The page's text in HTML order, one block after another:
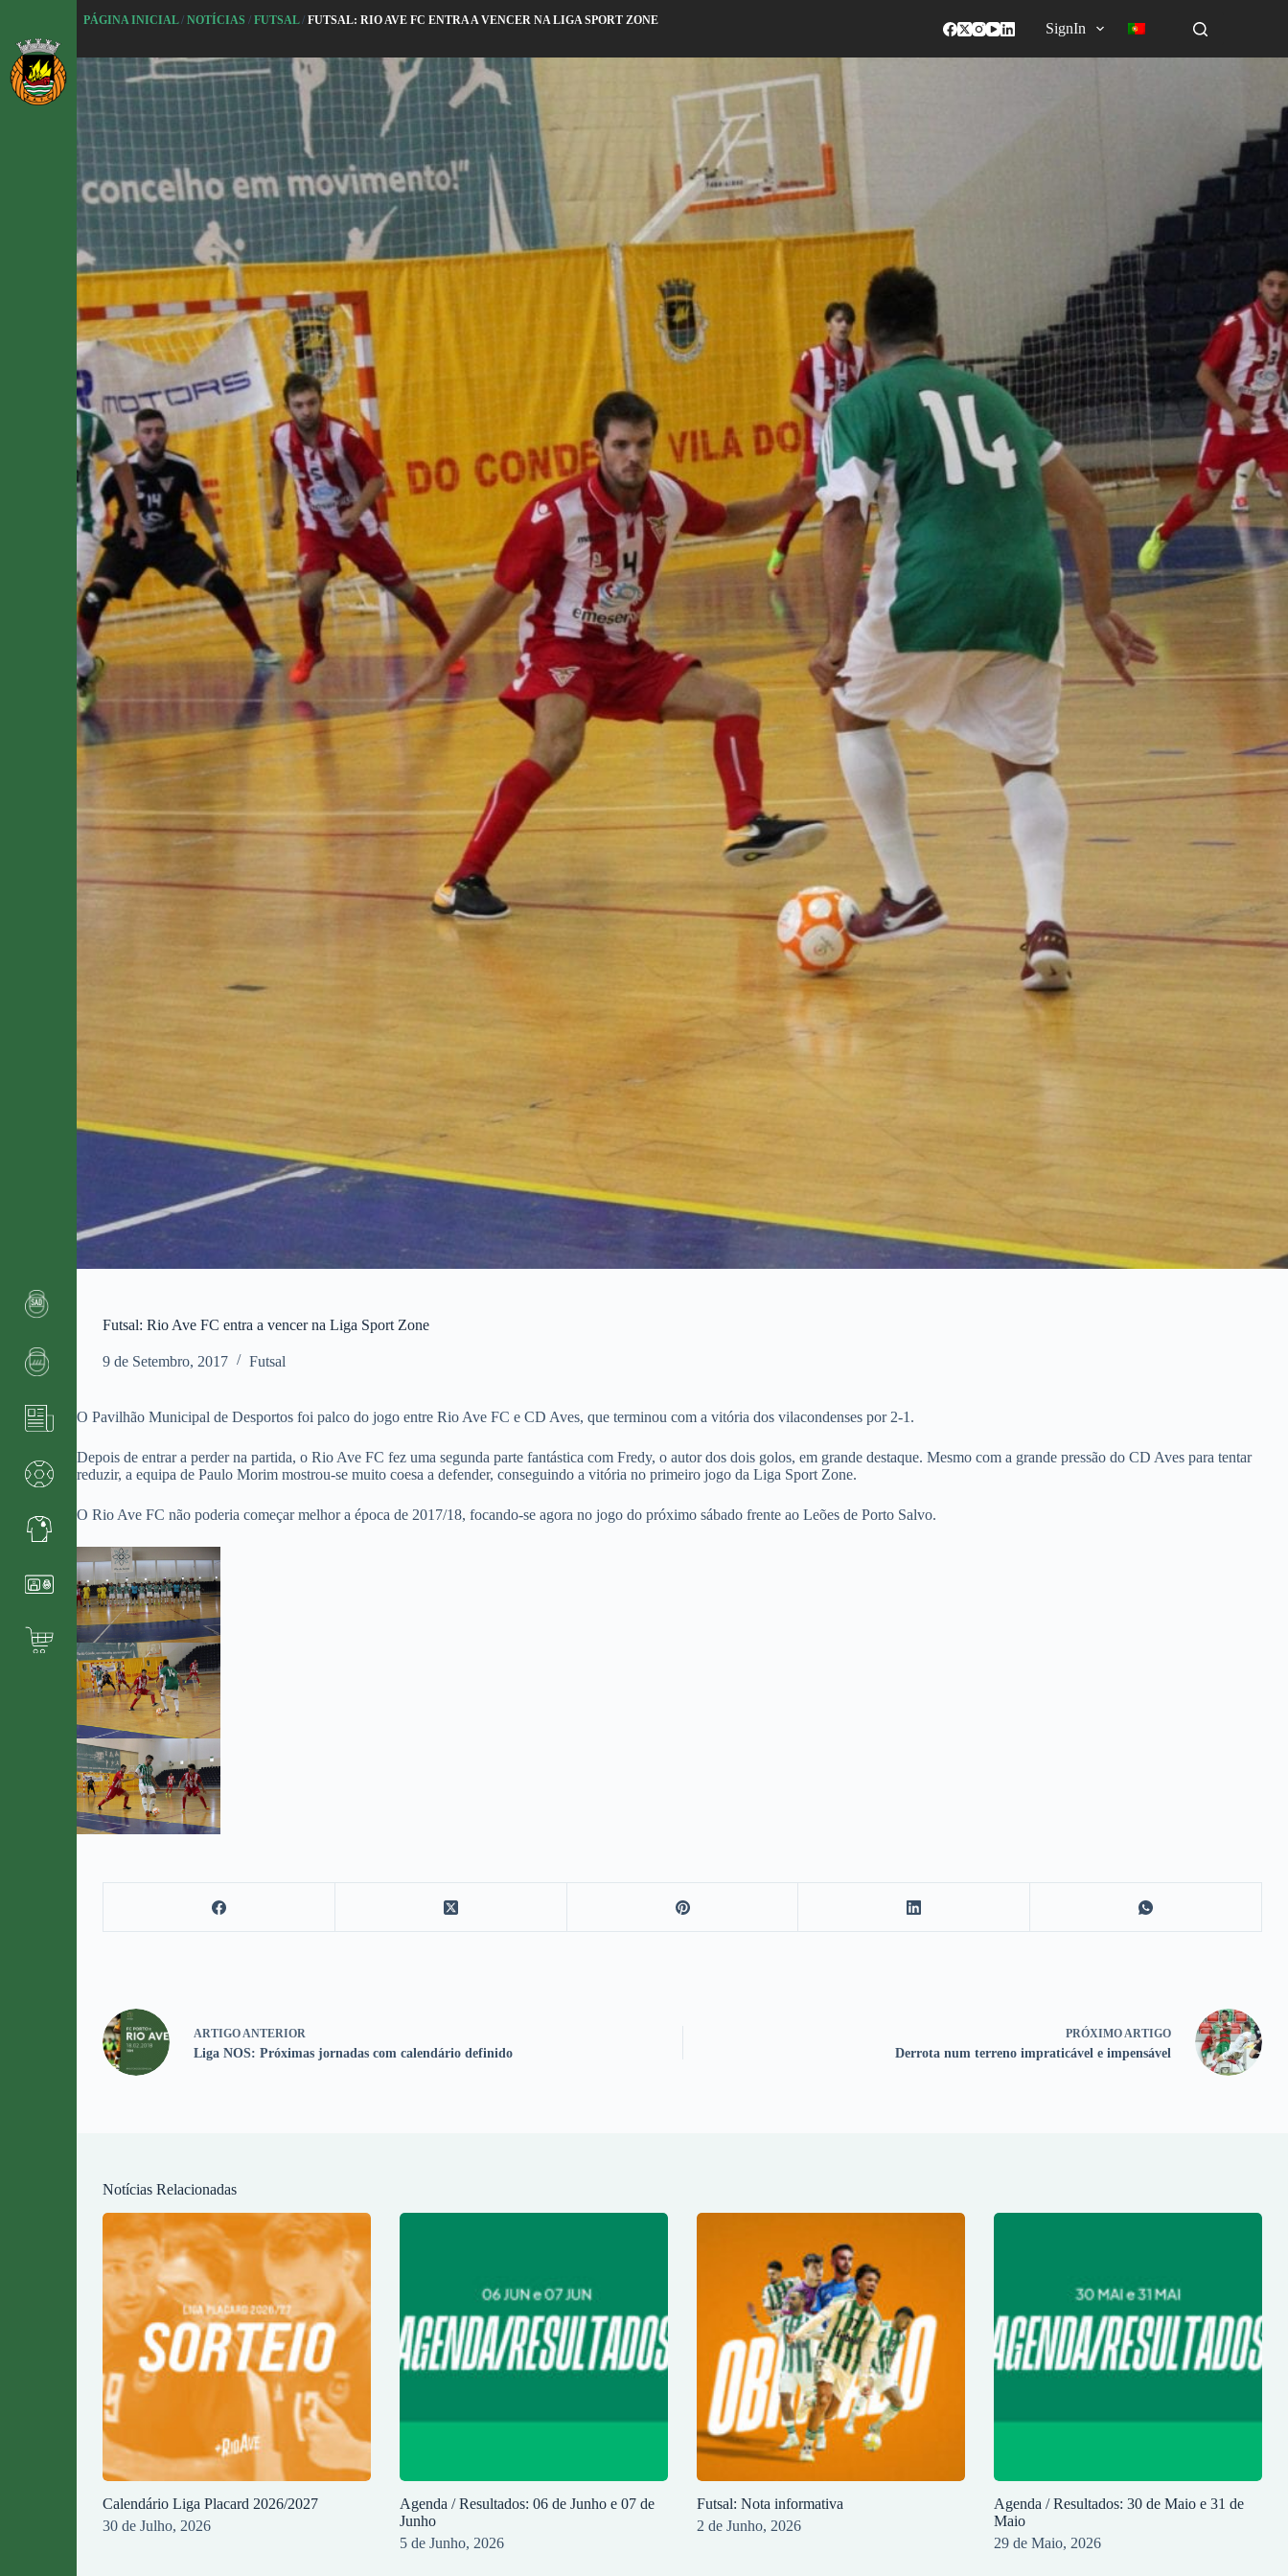
l
a
r
p
PÁGINA INICIAL/NOTÍCIAS /FUTSAL/FUTSAL: RIO AVE FC ENTRA A VENCER NA LIGA SPORT ZONE
SignIn
Futsal: Rio Ave FC entra a vencer na Liga Sport Zone
9 de Setembro, 2017 Futsal
O Pavilhão Municipal de Desportos foi palco do jogo entre Rio Ave FC e CD Aves, que terminou com a vitória dos vilacondenses por 2-1.
Depois de entrar a perder na partida, o Rio Ave FC fez uma segunda parte fantástica com Fredy, o autor dos dois golos, em grande destaque. Mesmo com a grande pressão do CD Aves para tentar
reduzir, a equipa de Paulo Morim mostrou-se muito coesa a defender, conseguindo a vitória no primeiro jogo da Liga Sport Zone.
O Rio Ave FC não poderia começar melhor a época de 2017/18, focando-se agora no jogo do próximo sábado frente ao Leões de Porto Salvo.
ARTIGO ANTERIOR
Liga NOS: Próximas jornadas com calendário definido
PRÓXIMO ARTIGO
Derrota num terreno impraticável e impensável
Notícias Relacionadas
Calendário Liga Placard 2026/2027
30 de Julho, 2026
Agenda / Resultados: 06 de Junho e 07 de
Junho
5 de Junho, 2026
Futsal: Nota informativa
2 de Junho, 2026
Agenda / Resultados: 30 de Maio e 31 de
Maio
29 de Maio, 2026